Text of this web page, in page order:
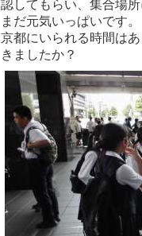
認してもらい、集合場
まだ元気いっぱいです。
京都にいられる時間は
きましたか？